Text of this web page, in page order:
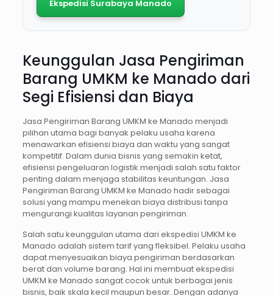
Ekspedisi Surabaya Manado
Keunggulan Jasa Pengiriman
Barang UMKM ke Manado dari
Segi Efisiensi dan Biaya
Jasa Pengiriman Barang UMKM ke Manado menjadi
pilihan utama bagi banyak pelaku usaha karena
menawarkan efisiensi biaya dan waktu yang sangat
kompetitif. Dalam dunia bisnis yang semakin ketat,
efisiensi pengeluaran logistik menjadi salah satu faktor
penting dalam menjaga stabilitas keuntungan. Jasa
Pengiriman Barang UMKM ke Manado hadir sebagai
solusi yang mampu menekan biaya distribusi tanpa
mengurangi kualitas layanan pengiriman.
Salah satu keunggulan utama dari ekspedisi UMKM ke
Manado adalah sistem tarif yang fleksibel. Pelaku usaha
dapat menyesuaikan biaya pengiriman berdasarkan
berat dan volume barang. Hal ini membuat ekspedisi
UMKM ke Manado sangat cocok untuk berbagai jenis
bisnis, baik skala kecil maupun besar. Dengan adanya